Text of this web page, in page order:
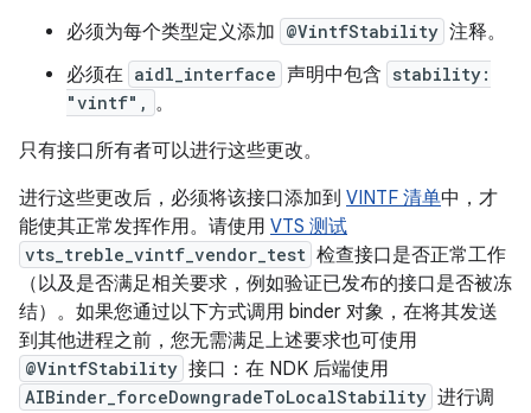
必须为每个类型定义添加 @VintfStability 注释。
必须在 aidl_interface 声明中包含 stability:
"vintf", 。
只有接口所有者可以进行这些更改。
进行这些更改后，必须将该接口添加到 VINTF 清单中，才
能使其正常发挥作用。请使用 VTS 测试
vts_treble_vintf_vendor_test 检查接口是否正常工作
（以及是否满足相关要求，例如验证已发布的接口是否被冻
结）。如果您通过以下方式调用 binder 对象，在将其发送
到其他进程之前，您无需满足上述要求也可使用
@VintfStability 接口：在 NDK 后端使用
AIBinder_forceDowngradeToLocalStability 进行调